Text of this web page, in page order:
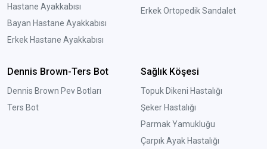
Hastane Ayakkabısı
Bayan Hastane Ayakkabısı
Erkek Hastane Ayakkabısı
Erkek Ortopedik Sandalet
Dennis Brown-Ters Bot
Dennis Brown Pev Botları
Ters Bot
Sağlık Köşesi
Topuk Dikeni Hastalığı
Şeker Hastalığı
Parmak Yamukluğu
Çarpık Ayak Hastalığı